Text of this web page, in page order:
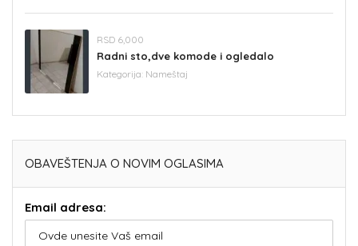
RSD 6,000
Radni sto,dve komode i ogledalo
Kategorija: Nameštaj
OBAVEŠTENJA O NOVIM OGLASIMA
Email adresa: